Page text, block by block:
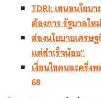
TDRI: เสนอนโยบ
ต้องการ รัฐบาลให
ส่องนโยบายเศรษ
แต่สำเร็จน้อย”
เงื่อนไขคนละครึ่ง
68